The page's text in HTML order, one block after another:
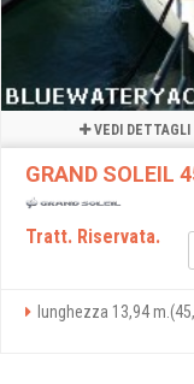
VEDI DETTAGLI
GRAND SOLEIL
Tratt. Riservata.
lunghezza 13,94